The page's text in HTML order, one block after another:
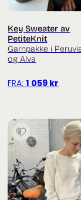
Key Sweater av
PetiteKnit
Garnpakke i
og Alva
FRA:1 059 kr